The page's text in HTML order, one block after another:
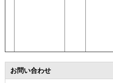
お問い合わせ